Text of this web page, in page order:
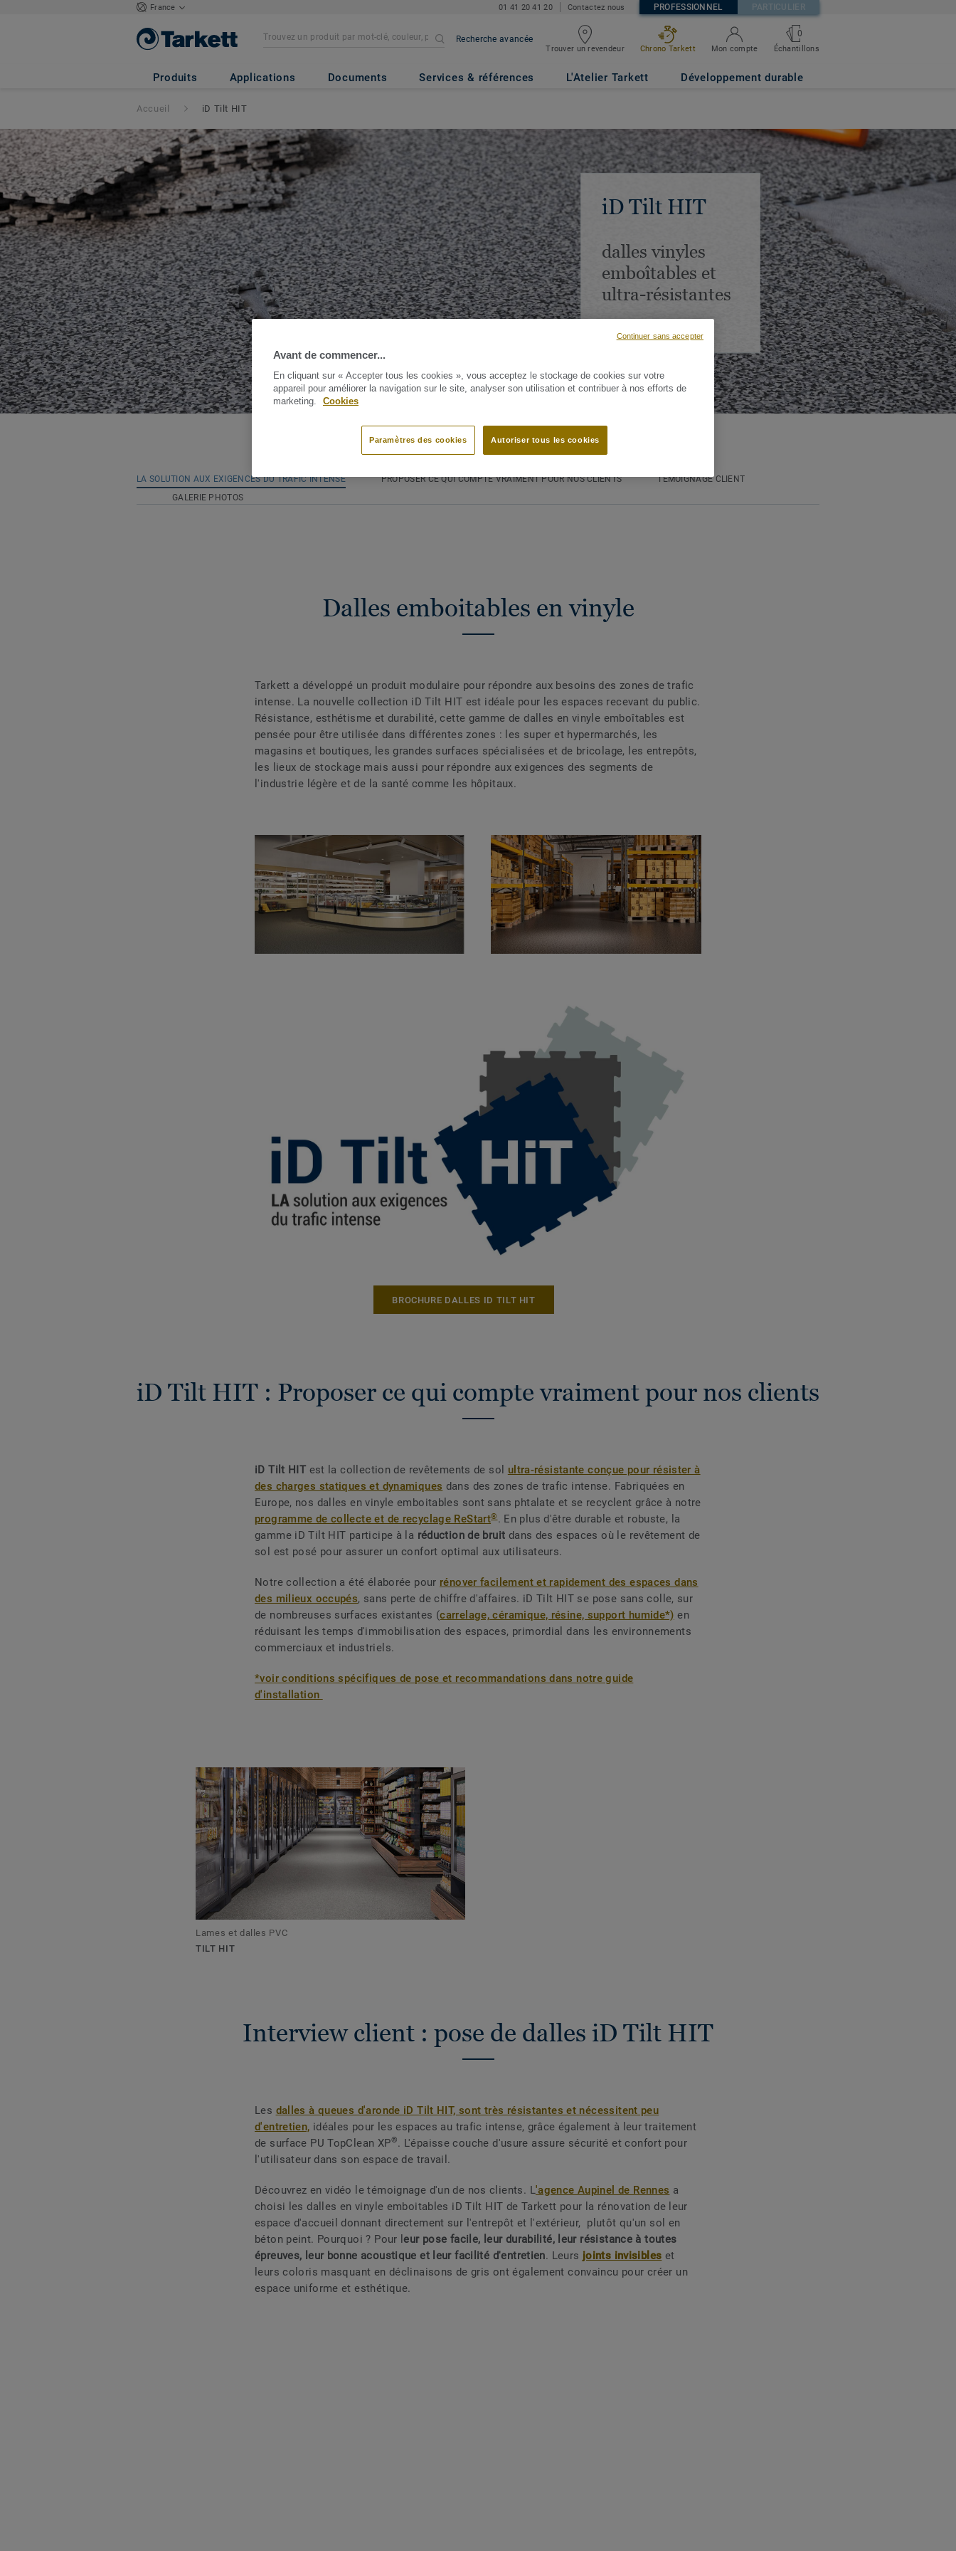
France 01 41 20 41 20 Contactez nous PROFESSIONNEL PARTICULIER
Recherche avancée
Trouver un revendeur Chrono Tarkett Mon compte
0
Échantillons
Produits Applications Documents Services & références L'Atelier Tarkett Développement durable
Accueil iD Tilt HIT
iD Tilt HIT
dalles vinyles
emboîtables et
ultra-résistantes
LA SOLUTION AUX EXIGENCES DU TRAFIC INTENSE PROPOSER CE QUI COMPTE VRAIMENT POUR NOS CLIENTS
TÉMOIGNAGE CLIENT
GALERIE PHOTOS
Dalles emboitables en vinyle
Tarkett a développé un produit modulaire pour répondre aux besoins des zones de trafic
intense. La nouvelle collection iD Tilt HIT est idéale pour les espaces recevant du public.
Résistance, esthétisme et durabilité, cette gamme de dalles en vinyle emboîtables est
pensée pour être utilisée dans différentes zones : les super et hypermarchés, les
magasins et boutiques, les grandes surfaces spécialisées et de bricolage, les entrepôts,
les lieux de stockage mais aussi pour répondre aux exigences des segments de
l'industrie légère et de la santé comme les hôpitaux.
BROCHURE DALLES ID TILT HIT
iD Tilt HIT : Proposer ce qui compte vraiment pour nos clients
iD Tilt HIT est la collection de revêtements de sol ultra-résistante conçue pour résister à
des charges statiques et dynamiques dans des zones de trafic intense. Fabriquées en
Europe, nos dalles en vinyle emboitables sont sans phtalate et se recyclent grâce à notre
programme de collecte et de recyclage ReStart®. En plus d'être durable et robuste, la
gamme iD Tilt HIT participe à la réduction de bruit dans des espaces où le revêtement de
sol est posé pour assurer un confort optimal aux utilisateurs.
Notre collection a été élaborée pour rénover facilement et rapidement des espaces dans
des milieux occupés, sans perte de chiffre d'affaires. iD Tilt HIT se pose sans colle, sur
de nombreuses surfaces existantes (carrelage, céramique, résine, support humide*) en
réduisant les temps d'immobilisation des espaces, primordial dans les environnements
commerciaux et industriels.
*voir conditions spécifiques de pose et recommandations dans notre guide
d'installation
Lames et dalles PVC
TILT HIT
Interview client : pose de dalles iD Tilt HIT
Les dalles à queues d'aronde iD Tilt HIT, sont très résistantes et nécessitent peu
d'entretien, idéales pour les espaces au trafic intense, grâce également à leur traitement
de surface PU TopClean XP®. L'épaisse couche d'usure assure sécurité et confort pour
l'utilisateur dans son espace de travail.
Découvrez en vidéo le témoignage d'un de nos clients. L'agence Aupinel de Rennes a
choisi les dalles en vinyle emboitables iD Tilt HIT de Tarkett pour la rénovation de leur
espace d'accueil donnant directement sur l'entrepôt et l'extérieur, plutôt qu'un sol en
béton peint. Pourquoi ? Pour leur pose facile, leur durabilité, leur résistance à toutes
épreuves, leur bonne acoustique et leur facilité d'entretien. Leurs joints invisibles et
leurs coloris masquant en déclinaisons de gris ont également convaincu pour créer un
espace uniforme et esthétique.
Avant de commencer...
En cliquant sur « Accepter tous les cookies », vous acceptez le stockage de cookies sur votre
appareil pour améliorer la navigation sur le site, analyser son utilisation et contribuer à nos efforts de
marketing.
Cookies
Autoriser tous les cookies
Paramètres des cookies
Continuer sans accepter